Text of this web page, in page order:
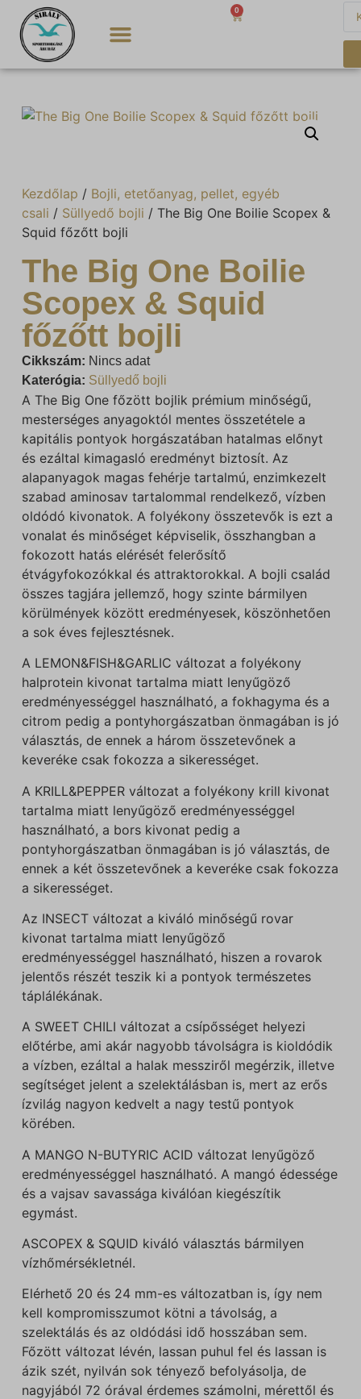
Ft 0
Kezdőlap / Bojli, etetőanyag, pellet, egyéb
csali / Süllyedő bojli / The Big One Boilie Scopex &
Squid főzőtt bojli
The Big One Boilie
Scopex & Squid
főzőtt bojli
Cikkszám: Nincs adat
Katerógia: Süllyedő bojli
A The Big One főzött bojlik prémium minőségű,
mesterséges anyagoktól mentes összetétele a
kapitális pontyok horgászatában hatalmas előnyt
és ezáltal kimagasló eredményt biztosít. Az
alapanyagok magas fehérje tartalmú, enzimkezelt
szabad aminosav tartalommal rendelkező, vízben
oldódó kivonatok. A folyékony összetevők is ezt a
vonalat és minőséget képviselik, összhangban a
fokozott hatás elérését felerősítő
étvágyfokozókkal és attraktorokkal. A bojli család
összes tagjára jellemző, hogy szinte bármilyen
körülmények között eredményesek, köszönhetően
a sok éves fejlesztésnek.
A LEMON&FISH&GARLIC változat a folyékony
halprotein kivonat tartalma miatt lenyűgöző
eredményességgel használható, a fokhagyma és a
citrom pedig a pontyhorgászatban önmagában is jó
választás, de ennek a három összetevőnek a
keveréke csak fokozza a sikerességet.
A KRILL&PEPPER változat a folyékony krill kivonat
tartalma miatt lenyűgöző eredményességgel
használható, a bors kivonat pedig a
pontyhorgászatban önmagában is jó választás, de
ennek a két összetevőnek a keveréke csak fokozza
a sikerességet.
Az INSECT változat a kiváló minőségű rovar
kivonat tartalma miatt lenyűgöző
eredményességgel használható, hiszen a rovarok
jelentős részét teszik ki a pontyok természetes
táplálékának.
A SWEET CHILI változat a csípősséget helyezi
előtérbe, ami akár nagyobb távolságra is kioldódik
a vízben, ezáltal a halak messziről megérzik, illetve
segítséget jelent a szelektálásban is, mert az erős
ízvilág nagyon kedvelt a nagy testű pontyok
körében.
A MANGO N-BUTYRIC ACID változat lenyűgöző
eredményességgel használható. A mangó édessége
és a vajsav savassága kiválóan kiegészítik
egymást.
ASCOPEX & SQUID kiváló választás bármilyen
vízhőmérsékletnél.
Elérhető 20 és 24 mm-es változatban is, így nem
kell kompromisszumot kötni a távolság, a
szelektálás és az oldódási idő hosszában sem.
Főzött változat lévén, lassan puhul fel és lassan is
ázik szét, nyilván sok tényező befolyásolja, de
nagyjából 72 órával érdemes számolni, mérettől és